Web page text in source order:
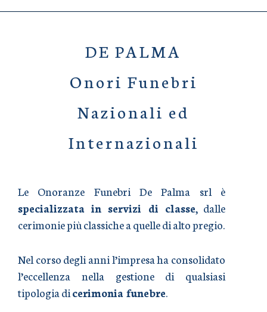
DE PALMA
Onori Funebri
Nazionali ed
Internazionali
Le Onoranze Funebri De Palma srl è
specializzata in servizi di classe, dalle
cerimonie più classiche a quelle di alto pregio.
Nel corso degli anni l’impresa ha consolidato
l’eccellenza nella gestione di qualsiasi
tipologia dicerimonia funebre.